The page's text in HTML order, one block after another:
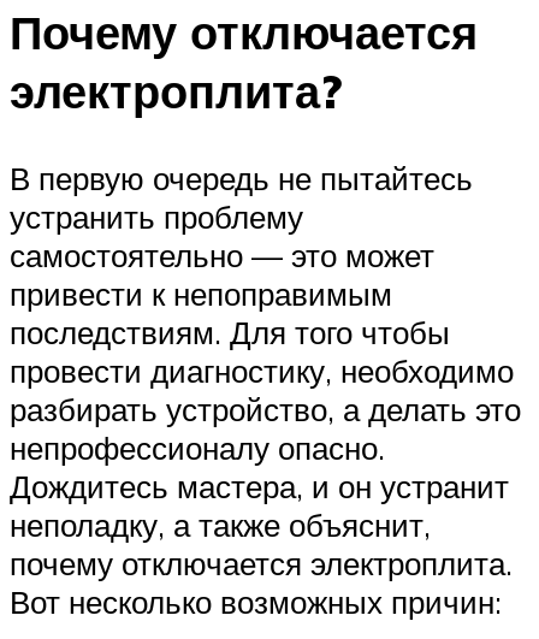
Почему отключается
электроплита?
В первую очередь не пытайтесь
устранить проблему
самостоятельно — это может
привести к непоправимым
последствиям. Для того чтобы
провести диагностику, необходимо
разбирать устройство, а делать это
непрофессионалу опасно.
Дождитесь мастера, и он устранит
неполадку, а также объяснит,
почему отключается электроплита.
Вот несколько возможных причин: